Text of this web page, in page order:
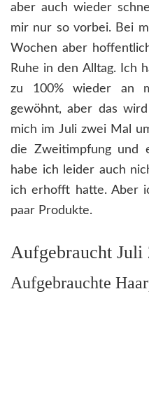
aber auch wieder
mir nur so vorbei. Bei
Wochen aber
Ruhe in den Alltag. Ich
zu 100% wieder an
gewöhnt, aber das
mich im Juli zwei Mal
die Zweitimpfung und
habe ich leider auch
ich erhofft hatte. Aber
paar Produkte.
Aufgebraucht Juli
Aufgebrauchte